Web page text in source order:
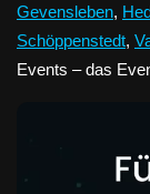
Gevensleben,
Schöppenstedt,
Events – das